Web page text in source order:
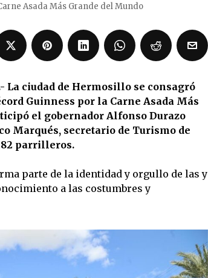
Asada Más Grande del Mundo
La ciudad de Hermosillo se consagró
Guinness por la Carne Asada Más
el gobernador Alfonso Durazo
Marqués, secretario de Turismo de
parrilleros.
parte de la identidad y orgullo de las y
a las costumbres y